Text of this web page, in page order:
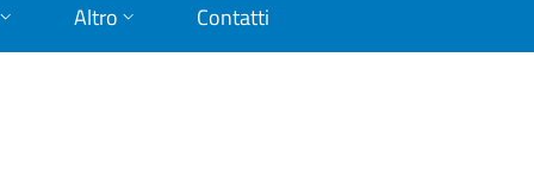
Altro Contatti